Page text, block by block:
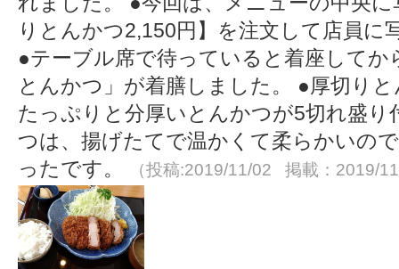
りとんかつ2,150円】を注文して店員に
●テーブル席で待っていると着座してか
とんかつ」が着膳しました。 ●厚切り
たっぷりと分厚いとんかつが5切れ盛
つは、揚げたてで温かくて柔らかいの
ったです。
（投稿:2019/11/02 掲載：2019/